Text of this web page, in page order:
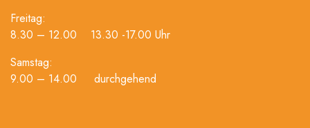
Freitag:
8.30 – 12.00 13.30 -17.00 Uhr
Samstag:
9.00 – 14.00 durchgehend